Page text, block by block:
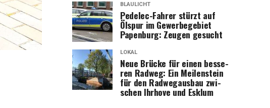
BLAULICHT
Pedelec-Fah­rer stürzt auf
Ölspur im Gewer­be­ge­biet
Papen­burg: Zeu­gen gesucht
LOKAL
Neue Brü­cke für einen bes­se­
ren Rad­weg: Ein Mei­len­stein
für den Rad­weg­aus­bau zwi­
schen Ihr­ho­ve und Esklum